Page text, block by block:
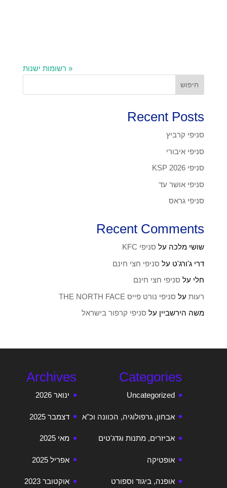
« רשומות ישנות
חיפוש
Recent Posts
סניפי קרביץ
סניפי איבורי
סניפי KSP 2026
סניפי אושר עד
סניפי גראס
Recent Comments
שושי מלכה על סניפי KFC
דרי ג'ורג'ט על סניפי חצי חינם
חלי על סניפי חצי חינם
רעותעל סניפי נורט פייס THE NORTH FACE
משה הירשביין על סניפי קרפור בישראל
Archives
ינואר 2026
דצמבר 2025
מאי 2025
אפריל 2025
אוקטובר 2023
Categories
Uncategorized
אבחון, גרפולוגיה, הכוונה וכ"א
אביזרים, מתנות וגדג'טים
אופטיקה
אופנה, ביגוד וספורט